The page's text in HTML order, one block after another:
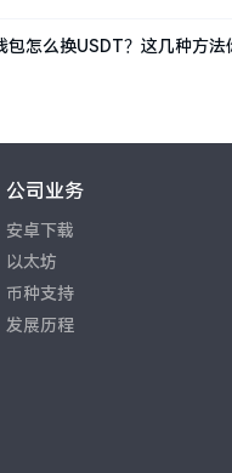
怎么换USDT？这几种方法
公司业务
安卓下载
以太坊
币种支持
发展历程